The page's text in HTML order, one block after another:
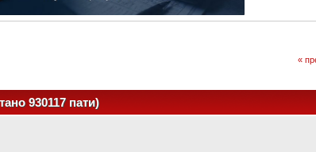
«
930117 пати)